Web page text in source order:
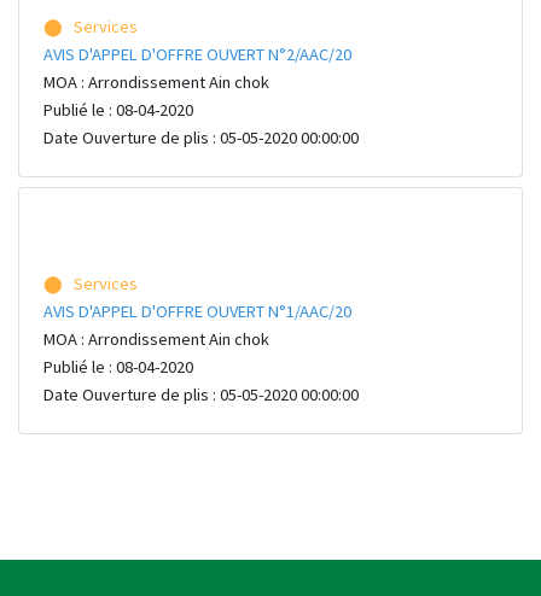
⬤ Services
AVIS D'APPEL D'OFFRE OUVERT N°2/AAC/20
MOA : Arrondissement Ain chok
Publié le : 08-04-2020
Date Ouverture de plis : 05-05-2020 00:00:00
⬤ Services
AVIS D'APPEL D'OFFRE OUVERT N°1/AAC/20
MOA : Arrondissement Ain chok
Publié le : 08-04-2020
Date Ouverture de plis : 05-05-2020 00:00:00